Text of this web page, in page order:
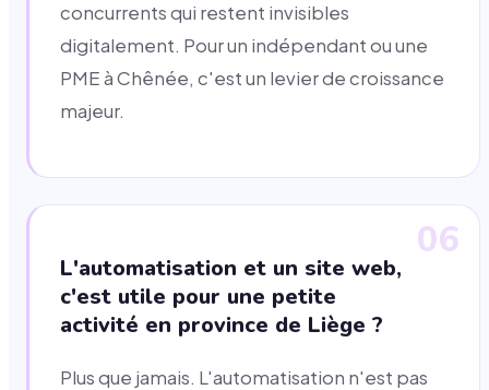
concurrents qui restent invisibles
digitalement. Pour un indépendant ou une
PME à Chênée, c'est un levier de croissance
majeur.
06
L'automatisation et un site web,
c'est utile pour une petite
activité en province de Liège ?
Plus que jamais. L'automatisation n'est pas